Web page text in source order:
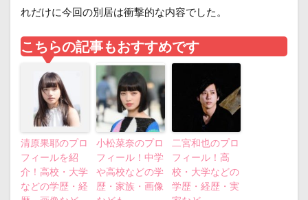
れだけに今回の別居は衝撃的な内容でした。
こちらの記事もおすすめです
清原果耶のプロ
フィールを紹
介！高校・大学
などの学歴・経
小松菜奈のプロ
フィール！中学
や高校などの学
歴・家族・画像
二宮和也のプロ
フィール！高
校・大学などの
学歴・経歴・実